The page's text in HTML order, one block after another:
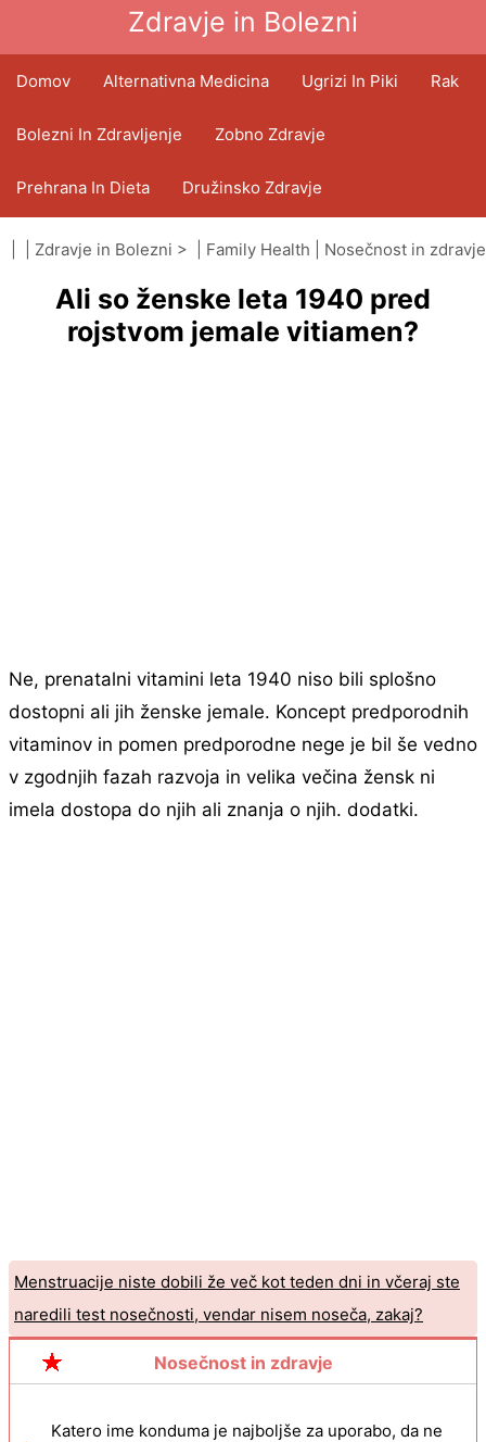
Zdravje in Bolezni
Domov Alternativna Medicina Ugrizi In Piki Rak
Bolezni In Zdravljenje Zobno Zdravje
Prehrana In Dieta Družinsko Zdravje
Zdravstveni Sektor Duševno Zdravje
Javno Zdravje In Varnost Operacije In Posegi
Zdravje in Bolezni > | Family Health Nosečnost in zdravje
Ali so ženske leta 1940 pred
rojstvom jemale vitiamen?
Ne, prenatalni vitamini leta 1940 niso bili splošno
dostopni ali jih ženske jemale. Koncept predporodnih
vitaminov in pomen predporodne nege je bil še vedno
v zgodnjih fazah razvoja in velika večina žensk ni
imela dostopa do njih ali znanja o njih. dodatki.
Menstruacije niste dobili že več kot teden dni in včeraj ste
naredili test nosečnosti, vendar nisem noseča, zakaj?
Ali lahko menstruacija preneha, ko ima 7 mesecev otroka?
Nosečnost in zdravje
Katero ime konduma je najboljše za uporabo, da ne